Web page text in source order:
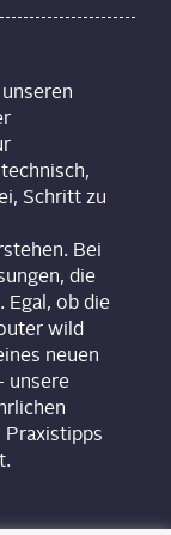
Schritt zu
Bei
die
Egal, ob die
wild
neuen
unsere
Praxistipps